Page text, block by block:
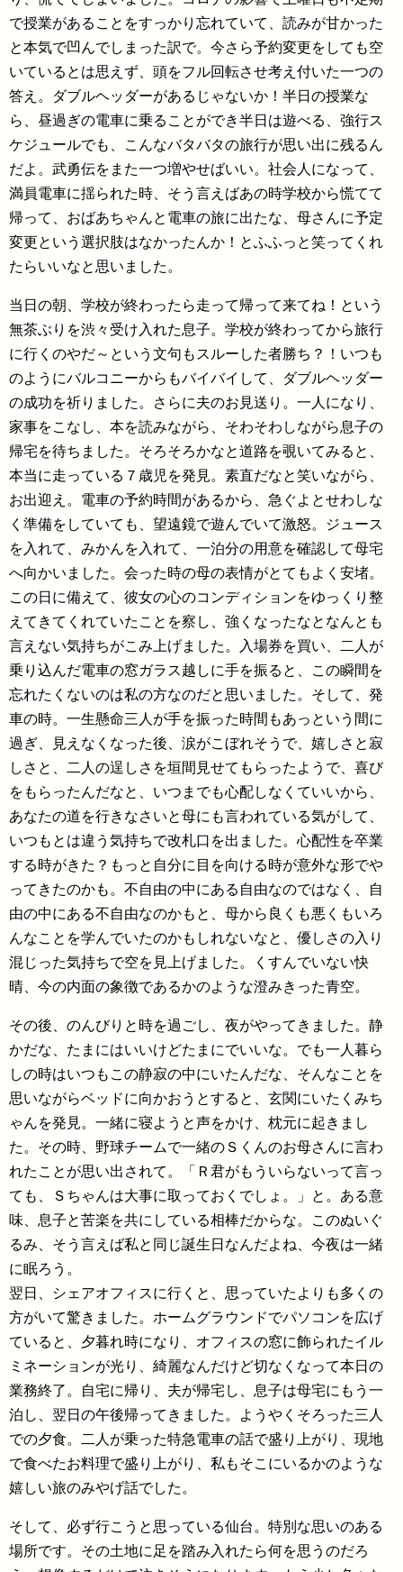
で授業があることをすっかり忘れていて、読みが甘かった
と本気で凹んでしまった訳で。今さら予約変更をしても空
いているとは思えず、頭をフル回転させ考え付いた一つの
答え。ダブルヘッダーがあるじゃないか！半日の授業な
ら、昼過ぎの電車に乗ることができ半日は遊べる、強行ス
ケジュールでも、こんなバタバタの旅行が思い出に残るん
だよ。武勇伝をまた一つ増やせばいい。社会人になって、
満員電車に揺られた時、そう言えばあの時学校から慌てて
帰って、おばあちゃんと電車の旅に出たな、母さんに予定
変更という選択肢はなかったんか！とふふっと笑ってくれ
たらいいなと思いました。
当日の朝、学校が終わったら走って帰って来てね！という
無茶ぶりを渋々受け入れた息子。学校が終わってから旅行
に行くのやだ～という文句もスルーした者勝ち？！いつも
のようにバルコニーからもバイバイして、ダブルヘッダー
の成功を祈りました。さらに夫のお見送り。一人になり、
家事をこなし、本を読みながら、そわそわしながら息子の
帰宅を待ちました。そろそろかなと道路を覗いてみると、
本当に走っている７歳児を発見。素直だなと笑いながら、
お出迎え。電車の予約時間があるから、急ぐよとせわしな
く準備をしていても、望遠鏡で遊んでいて激怒。ジュース
を入れて、みかんを入れて、一泊分の用意を確認して母宅
へ向かいました。会った時の母の表情がとてもよく安堵。
この日に備えて、彼女の心のコンディションをゆっくり整
えてきてくれていたことを察し、強くなったなとなんとも
言えない気持ちがこみ上げました。入場券を買い、二人が
乗り込んだ電車の窓ガラス越しに手を振ると、この瞬間を
忘れたくないのは私の方なのだと思いました。そして、発
車の時。一生懸命三人が手を振った時間もあっという間に
過ぎ、見えなくなった後、涙がこぼれそうで、嬉しさと寂
しさと、二人の逞しさを垣間見せてもらったようで、喜び
をもらったんだなと、いつまでも心配しなくていいから、
あなたの道を行きなさいと母にも言われている気がして、
いつもとは違う気持ちで改札口を出ました。心配性を卒業
する時がきた？もっと自分に目を向ける時が意外な形でや
ってきたのかも。不自由の中にある自由なのではなく、自
由の中にある不自由なのかもと、母から良くも悪くもいろ
んなことを学んでいたのかもしれないなと、優しさの入り
混じった気持ちで空を見上げました。くすんでいない快
晴、今の内面の象徴であるかのような澄みきった青空。
その後、のんびりと時を過ごし、夜がやってきました。静
かだな、たまにはいいけどたまにでいいな。でも一人暮ら
しの時はいつもこの静寂の中にいたんだな、そんなことを
思いながらベッドに向かおうとすると、玄関にいたくみち
ゃんを発見。一緒に寝ようと声をかけ、枕元に起きまし
た。その時、野球チームで一緒のＳくんのお母さんに言わ
れたことが思い出されて。「Ｒ君がもういらないって言っ
ても、Ｓちゃんは大事に取っておくでしょ。」と。ある意
味、息子と苦楽を共にしている相棒だからな。このぬいぐ
るみ、そう言えば私と同じ誕生日なんだよね、今夜は一緒
に眠ろう。
翌日、シェアオフィスに行くと、思っていたよりも多くの
方がいて驚きました。ホームグラウンドでパソコンを広げ
ていると、夕暮れ時になり、オフィスの窓に飾られたイル
ミネーションが光り、綺麗なんだけど切なくなって本日の
業務終了。自宅に帰り、夫が帰宅し、息子は母宅にもう一
泊し、翌日の午後帰ってきました。ようやくそろった三人
での夕食。二人が乗った特急電車の話で盛り上がり、現地
で食べたお料理で盛り上がり、私もそこにいるかのような
嬉しい旅のみやげ話でした。
そして、必ず行こうと思っている仙台。特別な思いのある
場所です。その土地に足を踏み入れたら何を思うのだろ